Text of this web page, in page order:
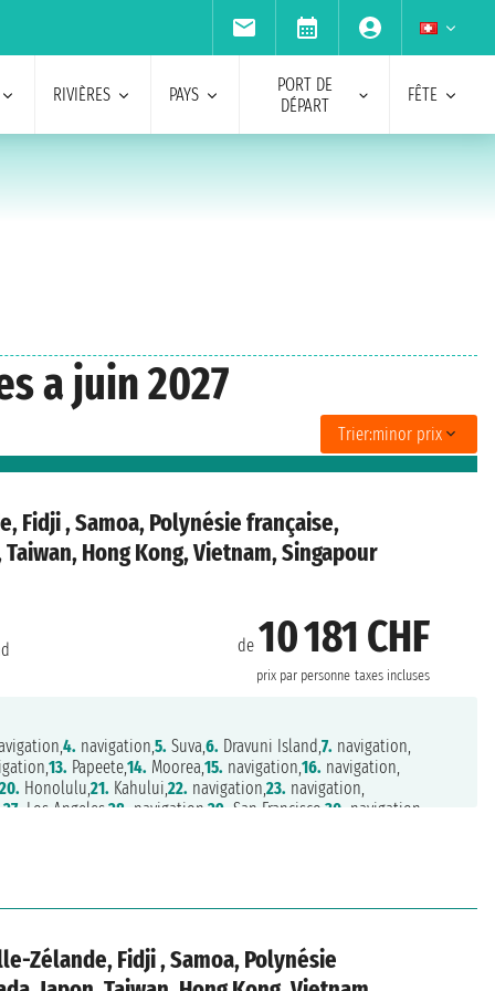
RIVIÈRES PAYS
PORT DE
DÉPART
FÊTE
a juin 2027
Trier:minor prix
Fidji , Samoa, Polynésie française,
Hong Kong, Vietnam, Singapour
de 10 181 CHF
prix par personne taxes incluses
4. navigation,5. Suva,6. Dravuni Island,7. navigation,
13. Papeete,14. Moorea,15. navigation,16. navigation,
20. Honolulu,21. Kahului,22. navigation,23. navigation,
27. Los Angeles,28. navigation,29. San Francisco,30. navigation,
63.navigation,64.navigation,65.navigation,66.Benoa,
Sydney,78.navigation, 79.navigation,80.navigation,
Zélande, Fidji , Samoa, Polynésie